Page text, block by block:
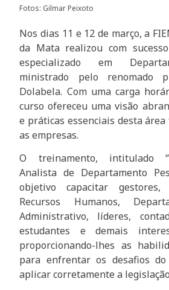
Fotos: Gilmar Peixoto
Nos dias 11 e 12 de março, a
da Mata realizou com
especializado em
ministrado pelo renomado
Dolabela. Com uma carga
curso ofereceu uma visão
e práticas essenciais desta
as empresas.
O treinamento, intitulado
Analista de Departamento
objetivo capacitar gestores,
Recursos Humanos,
Administrativo, líderes,
estudantes e demais
proporcionando-lhes as
para enfrentar os desafios
aplicar corretamente a